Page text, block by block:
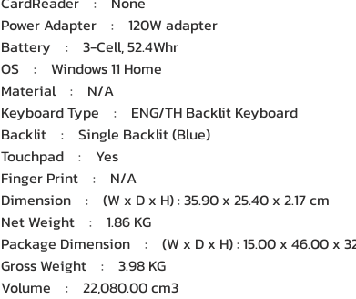
Power Adapter : 120W adapter
Battery : 3-Cell, 52.4Whr
OS : Windows 11 Home
Material : N/A
Keyboard Type : ENG/TH Backlit Keyboard
Backlit : Single Backlit (Blue)
Touchpad : Yes
Finger Print : N/A
Dimension : (W x D x H) : 35.90 x 25.40 x 2.17 cm
Net Weight : 1.86 KG
Package Dimension : (W x D x H) : 15.00 x 46.00 x
Gross Weight : 3.98 KG
Volume : 22,080.00 cm3